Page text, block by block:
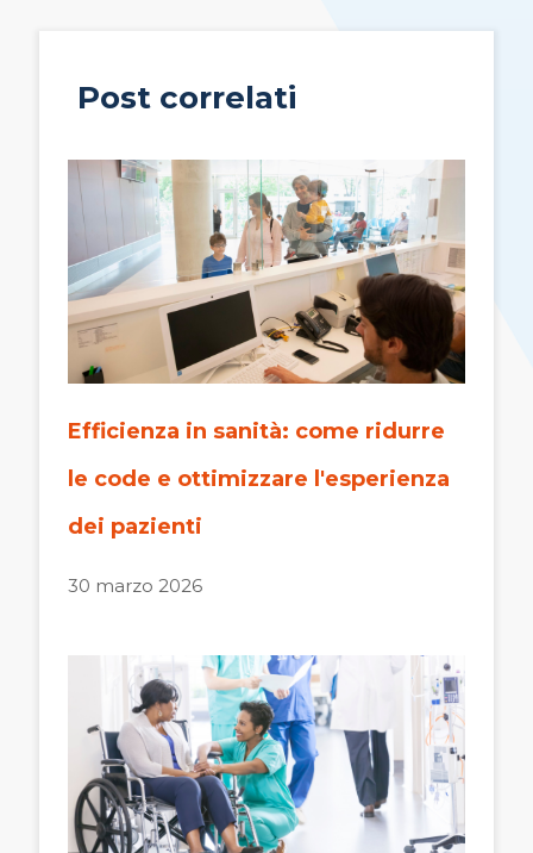
Post correlati
Efficienza in sanità: come ridurre
le code e ottimizzare l'esperienza
dei pazienti
30 marzo 2026